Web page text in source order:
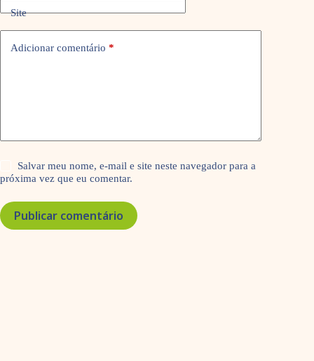
Site
Adicionar comentário *
Salvar meu nome, e-mail e site neste navegador para a
próxima vez que eu comentar.
Publicar comentário